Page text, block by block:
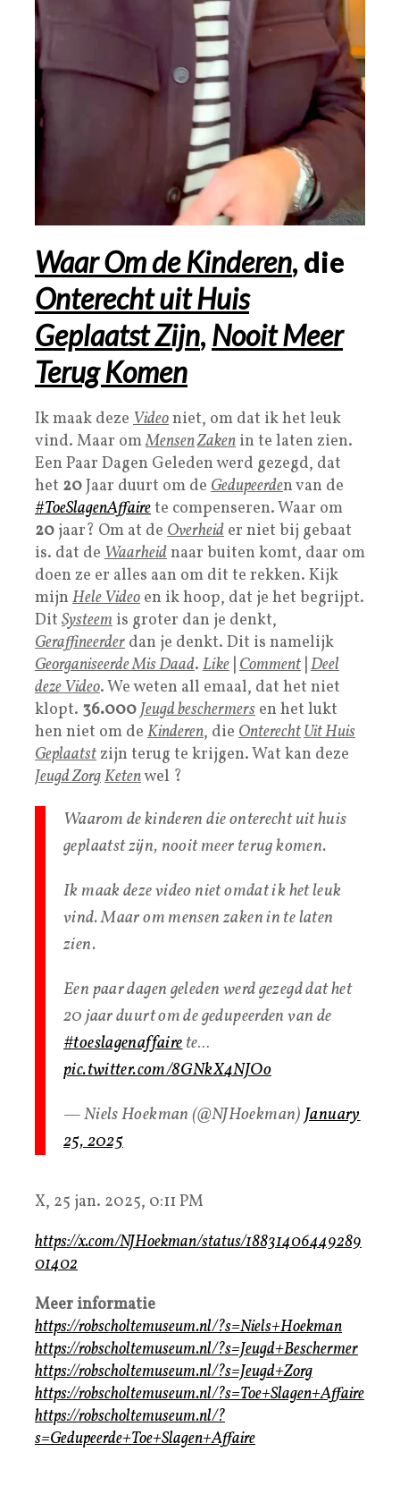
Waar Om de Kinderen, die
Onterecht uit Huis
Geplaatst Zijn, Nooit Meer
Terug Komen
Ik maak deze Videoniet, om dat ik het leuk
vind. Maar omMensenZaken in te laten zien.
Een Paar Dagen Geleden werd gezegd, dat
het 20Jaar duurt om de Gedupeerden van de
#ToeSlagenAffairete compenseren. Waar om
20 jaar? Om at de Overheid er niet bij gebaat
is. dat de Waarheidnaar buiten komt, daar om
doen ze er alles aan om dit te rekken. Kijk
mijn HeleVideo en ik hoop, dat je het begrijpt.
Dit Systeem is groter dan je denkt,
Geraffineerder dan je denkt. Dit is namelijk
Georganiseerde Mis Daad. Like Comment Deel
deze Video. We weten all emaal, dat het niet
klopt. 36.000Jeugd beschermers en het lukt
hen niet om de Kinderen, die OnterechtUit Huis
Geplaatstzijn terug te krijgen. Wat kan deze
Jeugd ZorgKetenwel ?
Waarom de kinderen die onterecht uit huis
geplaatst zijn, nooit meer terug komen.
Ik maak deze video niet omdat ik het leuk
vind. Maar om mensen zaken in te laten
zien.
Een paar dagen geleden werd gezegd dat het
20 jaar duurt om de gedupeerden van de
#toeslagenaffairete…
pic.twitter.com/8GNkX4NJOo
— Niels Hoekman (@NJHoekman)January
25, 2025
X, 25 jan. 2025, 0:11 PM
https://x.com/NJHoekman/status/18831406449289
01402
Meer informatie
https://robscholtemuseum.nl/?s=Niels+Hoekman
https://robscholtemuseum.nl/?s=Jeugd+Beschermer
https://robscholtemuseum.nl/?s=Jeugd+Zorg
https://robscholtemuseum.nl/?s=Toe+Slagen+Affaire
https://robscholtemuseum.nl/?
s=Gedupeerde+Toe+Slagen+Affaire